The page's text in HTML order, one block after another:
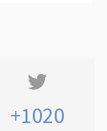
+1020